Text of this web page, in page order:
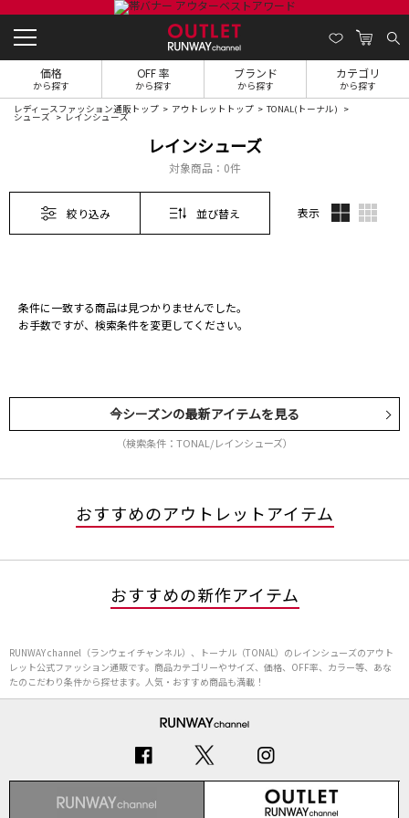
価格
から探す
OFF 率
から探す
ブランド
から探す
カテゴリ
から探す
レディースファッション通販トップ アウトレットトップ TONAL(トーナル)
シューズ レインシューズ
レインシューズ
対象商品： 0件
絞り込み 並び替え 表示
条件に一致する商品は見つかりませんでした。
お手数ですが、検索条件を変更してください。
今シーズンの最新アイテムを見る
（検索条件：TONAL/レインシューズ）
おすすめのアウトレットアイテム
おすすめの新作アイテム
RUNWAY channel（ランウェイチャンネル）、トーナル（TONAL）のレインシューズのアウト
レット公式ファッション通販です。商品カテゴリーやサイズ、価格、OFF率、カラー等、あな
たのこだわり条件から探せます。人気・おすすめ商品も満載！